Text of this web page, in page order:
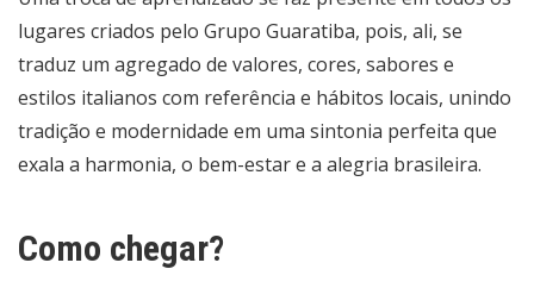
lugares criados pelo Grupo Guaratiba, pois, ali, se
traduz um agregado de valores, cores, sabores e
estilos italianos com referência e hábitos locais, unindo
tradição e modernidade em uma sintonia perfeita que
exala a harmonia, o bem-estar e a alegria brasileira.
Como chegar?